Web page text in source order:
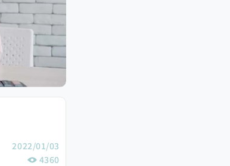
2022/01/03
4360